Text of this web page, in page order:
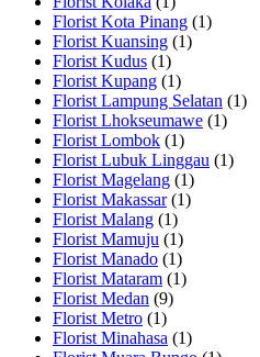
Florist Kota Pinang (1)
Florist Kuansing (1)
Florist Kudus (1)
Florist Kupang (1)
Florist Lampung Selatan (1)
Florist Lhokseumawe (1)
Florist Lombok (1)
Florist Lubuk Linggau (1)
Florist Magelang (1)
Florist Makassar(1)
Florist Malang (1)
Florist Mamuju (1)
Florist Manado (1)
Florist Mataram (1)
Florist Medan (9)
Florist Metro (1)
Florist Minahasa (1)